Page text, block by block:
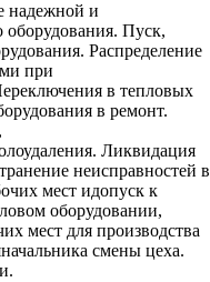
надежной и
оборудования. Пуск,
Распределение
при
в тепловых
в ремонт.
Ликвидация
неисправностей в
мест идопуск к
оборудовании,
мест для производства
смены цеха.